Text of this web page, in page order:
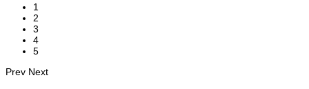
1
2
3
4
5
Prev Next